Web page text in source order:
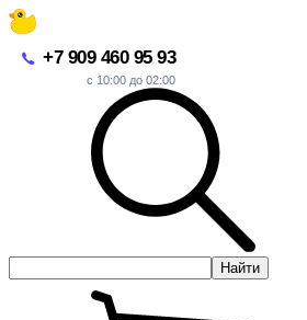
+7 909 460 95 93
с 10:00 до 02:00
Найти